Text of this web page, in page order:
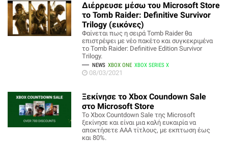
Διέρρευσε μέσω του Microsoft Store
το Tomb Raider: Definitive Survivor
Trilogy (εικόνες)
Φαίνεται πως η σειρά Tomb Raider θα
επιστρέψει με νέο πακέτο και συγκεκριμένα
το Tomb Raider: Definitive Edition Survivor
Trilogy.
NEWS XBOX ONE XBOX SERIES X
08/03/2021
Ξεκίνησε το Xbox Coundown Sale
στο Microsoft Store
Το Xbox Countdown Sale της Microsoft
ξεκίνησε και είναι μια καλή ευκαιρία να
αποκτήσετε ΑΑΑ τίτλους, με εκπτωση έως
και 80%.